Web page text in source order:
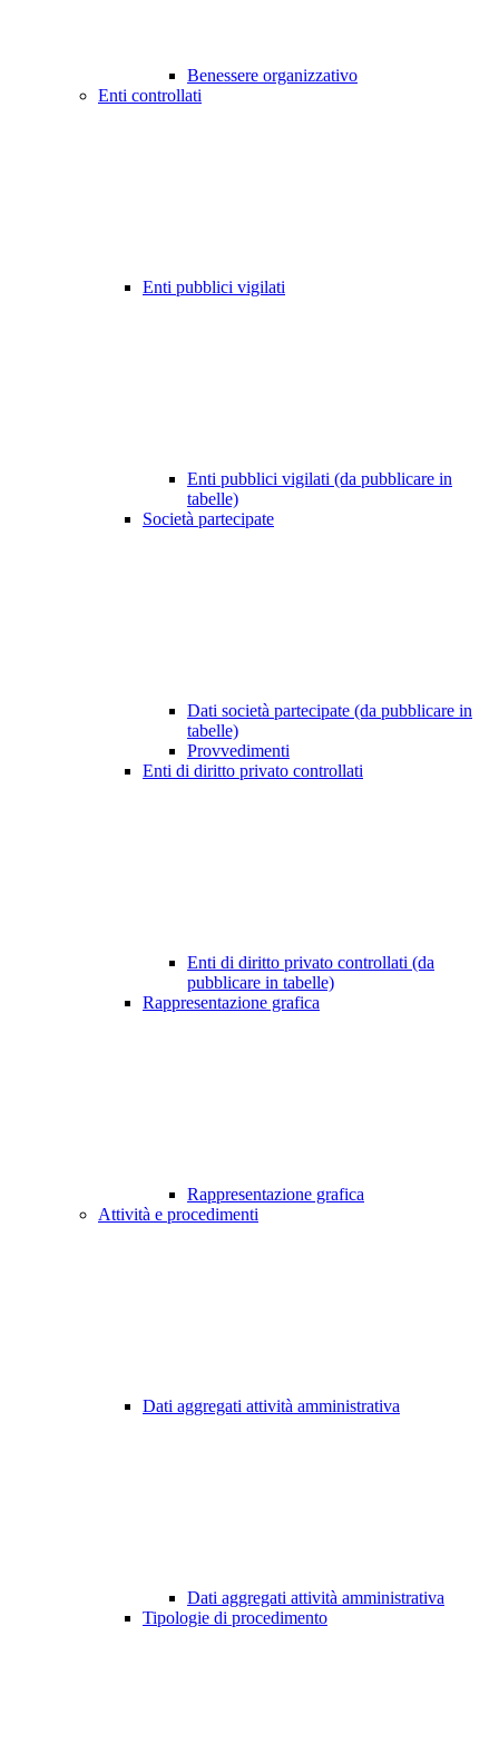
Benessere organizzativo
Enti controllati
Enti pubblici vigilati
Enti pubblici vigilati (da pubblicare in
tabelle)
Società partecipate
Dati società partecipate (da pubblicare in
tabelle)
Provvedimenti
Enti di diritto privato controllati
Enti di diritto privato controllati (da
pubblicare in tabelle)
Rappresentazione grafica
Rappresentazione grafica
Attività e procedimenti
Dati aggregati attività amministrativa
Dati aggregati attività amministrativa
Tipologie di procedimento